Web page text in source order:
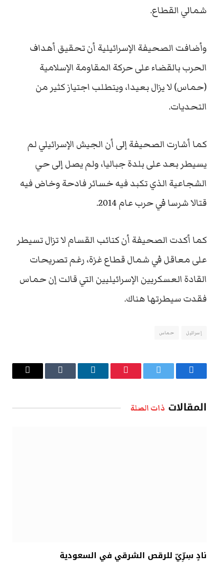
شمالي القطاع.
وأضافت الصحيفة الإسرائيلية أن تحقيق أهداف
الحرب بالقضاء على حركة المقاومة الإسلامية
(حماس) لا يزال بعيدا، ويتطلب اجتياز كثير من
التحديات.
كما أشارت الصحيفة إلى أن الجيش الإسرائيلي لم
يسيطر بعد على بلدة جباليا، ولم يصل إلى حي
الشجاعية الذي تكبد فيه خسائر فادحة وخاض فيه
قتالا شرسا في حرب عام 2014.
كما أكدت الصحيفة أن كتائب القسام لا تزال تسيطر
على معاقل في شمال قطاع غزة، رغم تصريحات
القادة العسكريين الإسرائيليين التي قالت إن حماس
فقدت سيطرتها هناك.
إسرائيل حماس
فيسبوك تويتر بينتيريستلينكدإن Tumblr
البريد
المقالات ذات الصلة
نادٍ سِرِّيّ للرقص الشرقي في السعودية